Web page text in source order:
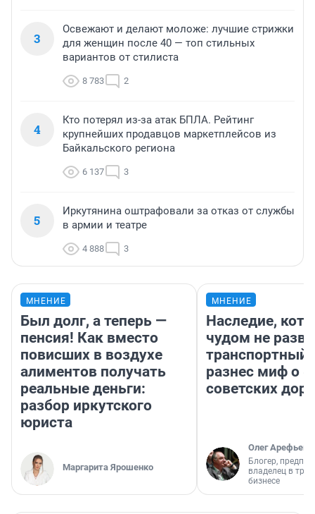
3
Освежают и делают моложе: лучшие стрижки
для женщин после 40 — топ стильных
вариантов от стилиста
8 783 2
4
Кто потерял из-за атак БПЛА. Рейтинг
крупнейших продавцов маркетплейсов из
Байкальского региона
6 137 3
5
Иркутянина оштрафовали за отказ от службы
в армии и театре
4 888 3
МНЕНИЕ
Был долг, а теперь —
пенсия! Как вместо
повисших в воздухе
алиментов получать
реальные деньги:
разбор иркутского
юриста
Маргарита Ярошенко
МНЕНИЕ
Наследие,
чудом не
транспортный
разнес миф о
советских
Олег Арефьев
Блогер,
владелец в
бизнесе